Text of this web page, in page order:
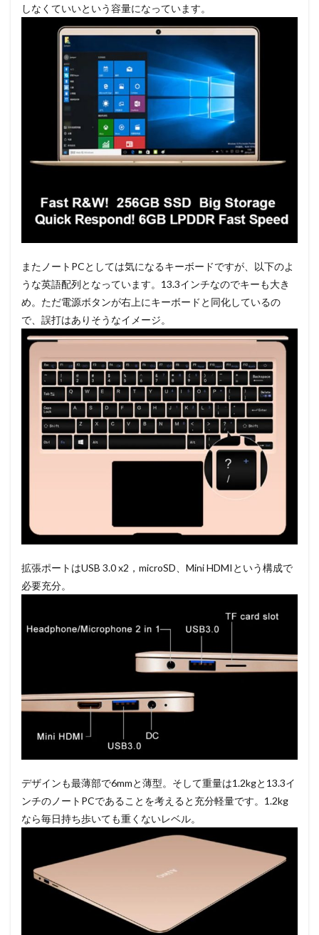
しなくていいという容量になっています。
またノートPCとしては気になるキーボードですが、以下のよ
うな英語配列となっています。13.3インチなのでキーも大き
め。ただ電源ボタンが右上にキーボードと同化しているの
で、誤打はありそうなイメージ。
拡張ポートはUSB 3.0 x2，microSD、Mini HDMIという構成で
必要充分。
デザインも最薄部で6mmと薄型。そして重量は1.2kgと13.3イ
ンチのノートPCであることを考えると充分軽量です。1.2kg
なら毎日持ち歩いても重くないレベル。